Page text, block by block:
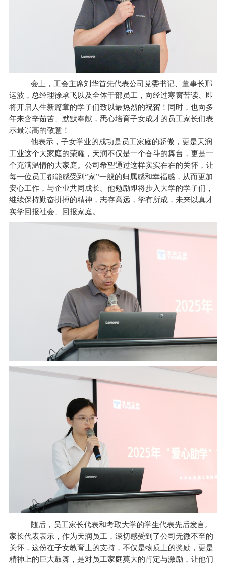
会上， 工会主席刘华首先代表公司党委书记、董事长邢
运波，总经理徐承飞以及全体干部员工，向经过寒窗苦读、 即
将开启人生新篇章的学子们致以最热烈的祝贺！同时，也向多
年来含辛茹苦、默默奉献，悉心培育子女成才的 员工家长们表
示最崇高的敬意！
他表示，子女学业的成功是员工家庭的骄傲，更是天润
工业这个大家庭的荣耀，天润不仅是一个奋斗的舞台，更是一
个充满温情的大家庭。公司希望通过这样实实在在的关怀，让
每一位员工都能感受到“家”一般的归属感和幸福感，从而更加
安心工作，与企业共同成长。他勉励即将步入大学的学子们，
继续保持勤奋拼搏的精神，志存高远，学有所成，未来以真才
实学回报社会、回报家庭。
随后，员工家长代表和考取大学的学生代表先后发言。
家长代表表示，作为天润员工，深切感受到了公司无微不至的
关怀，这份在子女教育上的支持，不仅是物质上的奖励，更是
精神上的巨大鼓舞，是对员工家庭莫大的肯定与激励，让他们